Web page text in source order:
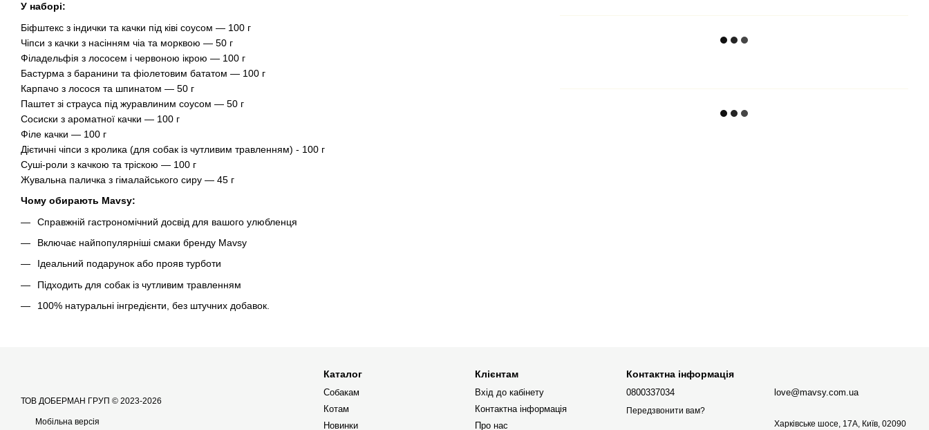
У наборі:
Біфштекс з індички та качки під ківі соусом — 100 г
Чіпси з качки з насінням чіа та морквою — 50 г
Філадельфія з лососем і червоною ікрою — 100 г
Бастурма з баранини та фіолетовим бататом — 100 г
Карпачо з лосося та шпинатом — 50 г
Паштет зі страуса під журавлиним соусом — 50 г
Сосиски з ароматної качки — 100 г
Філе качки — 100 г
Дієтичні чіпси з кролика (для собак із чутливим травленням) - 100 г
Суші-роли з качкою та тріскою — 100 г
Жувальна паличка з гімалайського сиру — 45 г
Чому обирають Mavsy:
Справжній гастрономічний досвід для вашого улюбленця
Включає найпопулярніші смаки бренду Mavsy
Ідеальний подарунок або прояв турботи
Підходить для собак із чутливим травленням
100% натуральні інгредієнти, без штучних добавок.
ТОВ ДОБЕРМАН ГРУП © 2023-2026
Мобільна версія
Каталог
Собакам
Котам
Новинки
Клієнтам
Вхід до кабінету
Контактна інформація
Про нас
Контактна інформація
0800337034
Передзвонити вам?
love@mavsy.com.ua
Харківське шосе, 17А, Київ, 02090